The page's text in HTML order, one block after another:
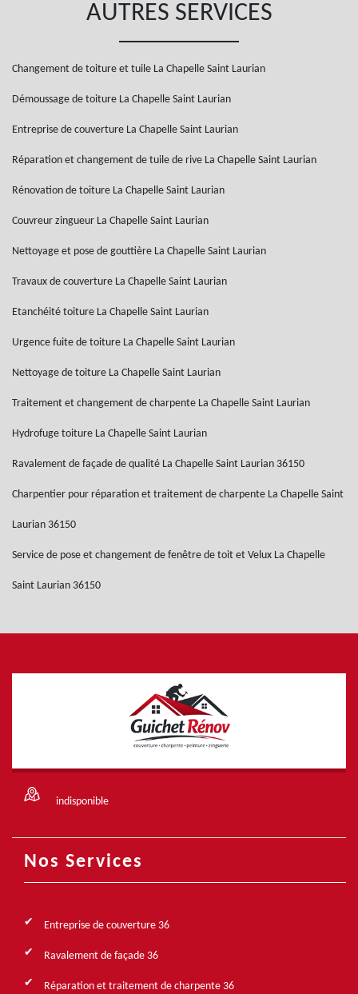
AUTRES SERVICES
Changement de toiture et tuile La Chapelle Saint Laurian
Démoussage de toiture La Chapelle Saint Laurian
Entreprise de couverture La Chapelle Saint Laurian
Réparation et changement de tuile de rive La Chapelle Saint Laurian
Rénovation de toiture La Chapelle Saint Laurian
Couvreur zingueur La Chapelle Saint Laurian
Nettoyage et pose de gouttière La Chapelle Saint Laurian
Travaux de couverture La Chapelle Saint Laurian
Etanchéité toiture La Chapelle Saint Laurian
Urgence fuite de toiture La Chapelle Saint Laurian
Nettoyage de toiture La Chapelle Saint Laurian
Traitement et changement de charpente La Chapelle Saint Laurian
Hydrofuge toiture La Chapelle Saint Laurian
Ravalement de façade de qualité La Chapelle Saint Laurian 36150
Charpentier pour réparation et traitement de charpente La Chapelle Saint
Laurian 36150
Service de pose et changement de fenêtre de toit et Velux La Chapelle
Saint Laurian 36150
indisponible
Nos Services
Entreprise de couverture 36
Ravalement de façade 36
Réparation et traitement de charpente 36